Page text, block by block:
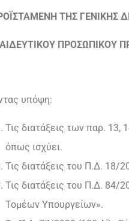
ΤΗΣ ΓΕΝΙΚΗΣ
ΠΡΟΣΩΠΙΚΟΥ
υπόψη:
Τις διατάξεις των παρ.
όπως ισχύει.
Τις διατάξεις του Π.Δ. 18/
Τις διατάξεις του Π.Δ. 84/
Τομέων Υπουργείων».